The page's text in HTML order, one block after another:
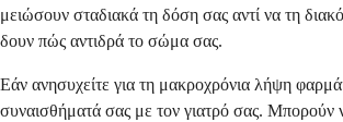
μειώσουν σταδιακά τη δόση σας αντί να τη
δουν πώς αντιδρά το σώμα σας.
Εάν ανησυχείτε για τη μακροχρόνια λήψη
συναισθήματά σας με τον γιατρό σας. Μπορούν